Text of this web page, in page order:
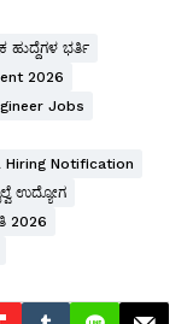
ಹುದ್ದೆಗಳ ಭರ್ತಿ
2026
Jobs
Hiring Notification
ಉದ್ಯೋಗ
2026